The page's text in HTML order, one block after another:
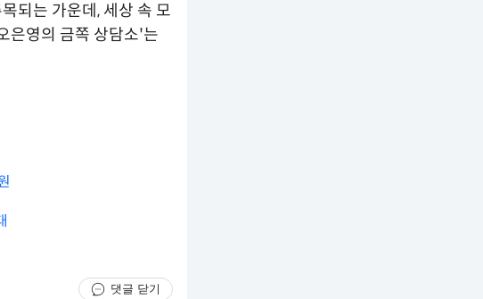
되는 가운데, 세상 속 모
은영의 금쪽 상담소'는
댓글 닫기